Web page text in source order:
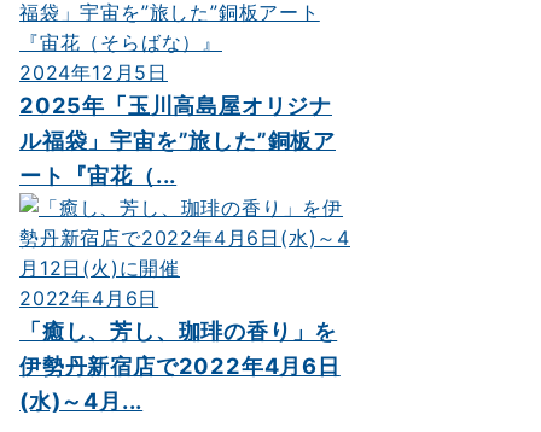
2024年12月5日
2025年「玉川高島屋オリジナ
ル福袋」宇宙を”旅した”銅板ア
ート『宙花（...
2022年4月6日
「癒し、芳し、珈琲の香り」を
伊勢丹新宿店で2022年4月6日
(水)～4月...